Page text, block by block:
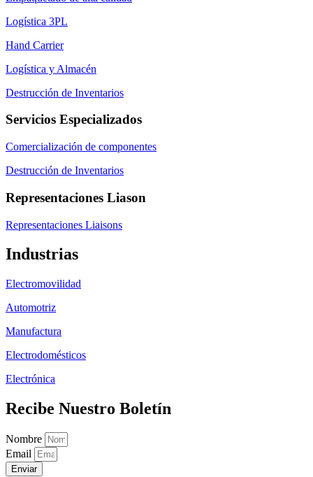
Logística 3PL
Hand Carrier
Logística y Almacén
Destrucción de Inventarios
Servicios Especializados
Comercialización de componentes
Destrucción de Inventarios
Representaciones Liason
Representaciones Liaisons
Industrias
Electromovilidad
Automotriz
Manufactura
Electrodomésticos
Electrónica
Recibe Nuestro Boletín
Nombre
Email
Enviar